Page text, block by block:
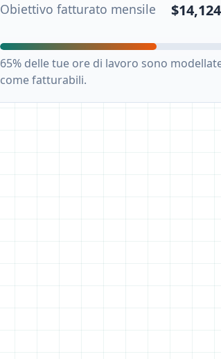
Obiettivo fatturato mensile
65% delle tue ore di lavoro sono
come fatturabili.